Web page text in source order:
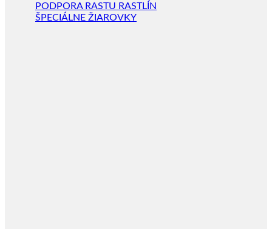
PODPORA RASTU RASTLÍN
ŠPECIÁLNE ŽIAROVKY